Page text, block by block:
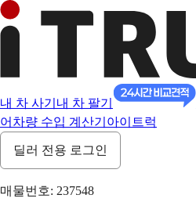
내 차 사기 내 차 팔기
어 차량 수입 계산기 아이트럭
딜러 전용 로그인
매물번호: 237548